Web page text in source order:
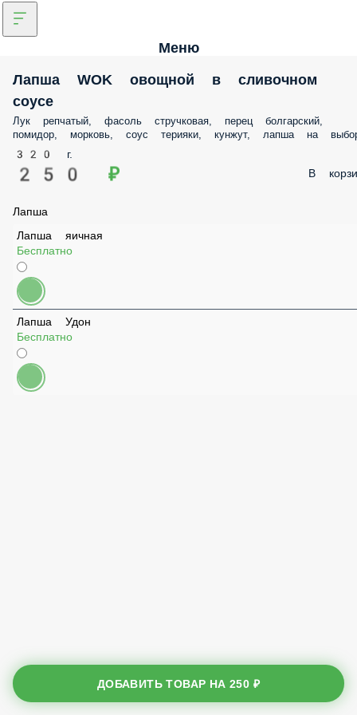
Меню
Лапша WOK овощной в сливочном
соусе
Лук репчатый, фасоль стручковая, перец болгарский,
помидор, морковь, соус терияки, кунжут, лапша на
выбор
320 г.
250 ₽
Лапша яичная
Бесплатно
Лапша Удон
Бесплатно
ДОБАВИТЬ ТОВАР НА250 ₽